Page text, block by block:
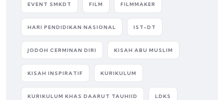
EVENT SMKDT FILM FILMMAKER
HARI PENDIDIKAN NASIONAL IST-DT
JODOH CERMINAN DIRI KISAH ABU MUSLIM
KISAH INSPIRATIF KURIKULUM
KURIKULUM KHAS DAARUT TAUHIID LDKS